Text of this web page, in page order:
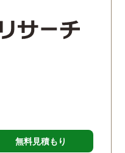
無料見積もり